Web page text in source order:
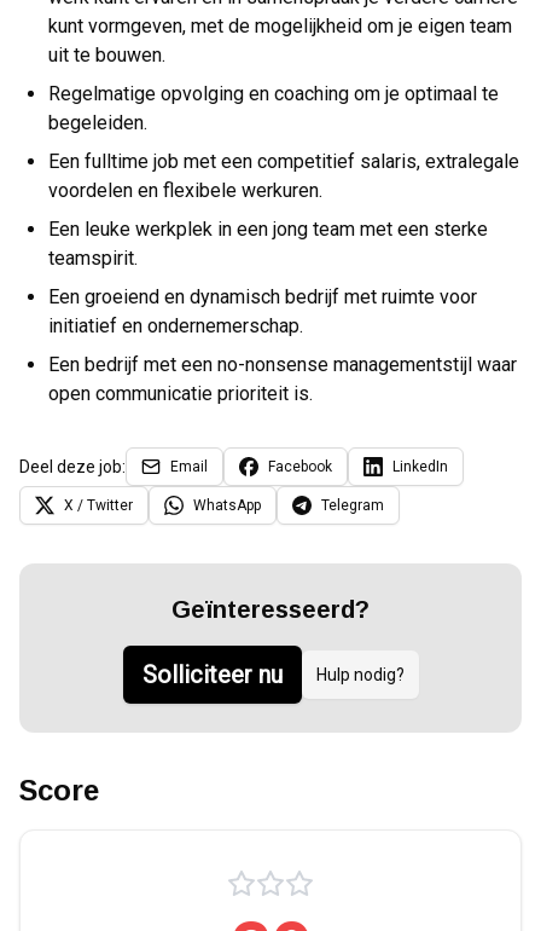
kunt vormgeven, met de mogelijkheid om je eigen team
uit te bouwen.
Regelmatige opvolging en coaching om je optimaal te
begeleiden.
Een fulltime job met een competitief salaris, extralegale
voordelen en flexibele werkuren.
Een leuke werkplek in een jong team met een sterke
teamspirit.
Een groeiend en dynamisch bedrijf met ruimte voor
initiatief en ondernemerschap.
Een bedrijf met een no-nonsense managementstijl waar
open communicatie prioriteit is.
Deel deze job: Email Facebook LinkedIn
X / Twitter WhatsApp Telegram
Geïnteresseerd?
Solliciteer nu Hulp nodig?
Score